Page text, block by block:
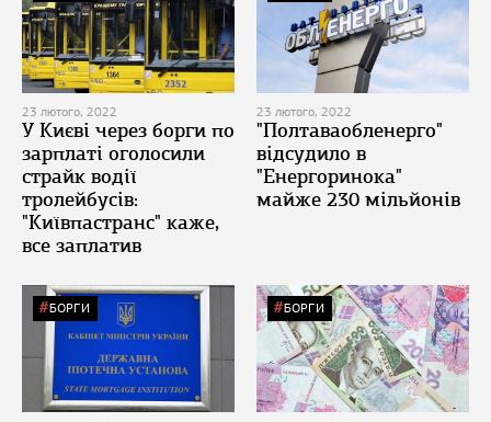
23 лютого, 2022
У Києві через борги по
зарплаті оголосили
страйк водії
тролейбусів:
"Київпастранс" каже,
все заплатив
23 лютого, 2022
"Полтаваобленерго"
відсудило в
"Енергоринока"
майже 230 мільйонів
БОРГИ БОРГИ